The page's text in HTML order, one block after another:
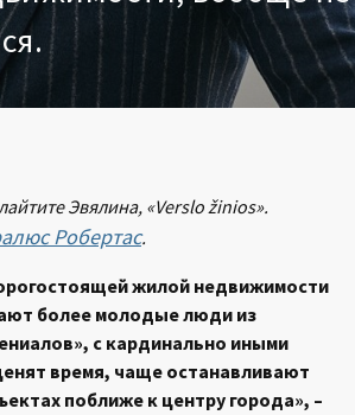
Эвялина, «Verslo žinios».
Робертас.
жилой недвижимости
более молодые люди из
с кардинально иными
время, чаще останавливают
поближе к центру города», –